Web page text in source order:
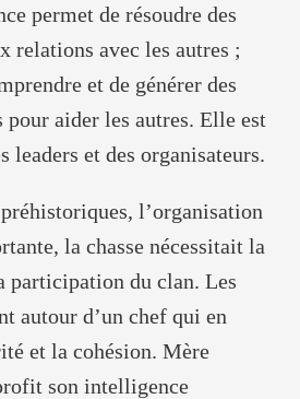
permet de résoudre des
relations avec les autres ;
et de générer des
aider les autres. Elle est
leaders et des organisateurs.
l’organisation
la chasse nécessitait la
participation du clan. Les
autour d’un chef qui en
et la cohésion. Mère
son intelligence